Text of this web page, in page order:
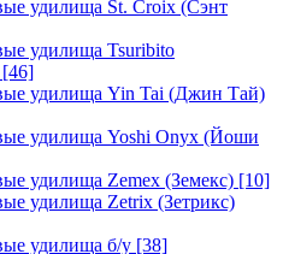
удилища St. Croix (Сэнт
удилища Tsuribito
[46]
удилища Yin Tai (Джин Тай)
удилища Yoshi Onyx (Йоши
удилища Zemex (Земекс) [10]
удилища Zetrix (Зетрикс)
удилища б/у [38]